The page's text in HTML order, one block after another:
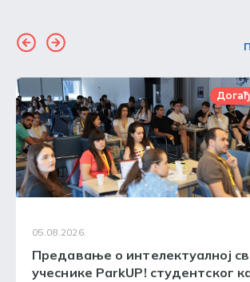
05.08.2026.
Предавање о интелектуалној
учеснике ParkUP! студентског